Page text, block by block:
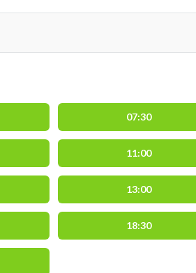
07:30
11:00
13:00
18:30